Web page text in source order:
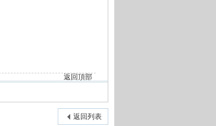
返回頂部
返回列表